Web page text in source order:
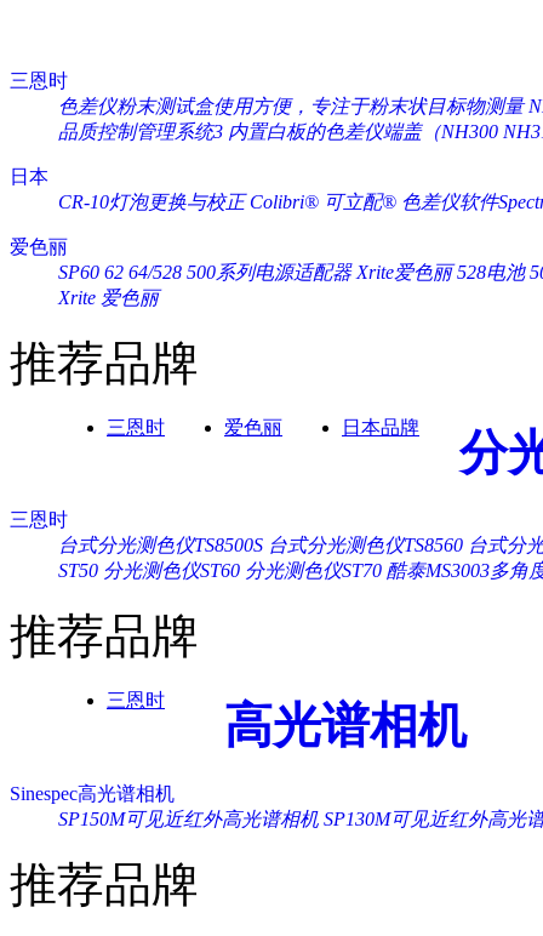
三恩时
色差仪粉末测试盒使用方便，专注于粉末状目标物测量
品质控制管理系统3 内置白板的色差仪端盖（NH300
日本
CR-10灯泡更换与校正 Colibri® 可立配® 色差仪软件
爱色丽
SP60 62 64/528 500系列电源适配器 Xrite爱色丽 528电池
Xrite 爱色丽
推荐品牌
三恩时 爱色丽 日本品牌 分
三恩时
台式分光测色仪TS8500S 台式分光测色仪TS8560 台式分
ST50 分光测色仪ST60 分光测色仪ST70 酷泰MS3003多角
推荐品牌
三恩时 高光谱相机
Sinespec高光谱相机
SP150M可见近红外高光谱相机 SP130M可见近红外高光
推荐品牌